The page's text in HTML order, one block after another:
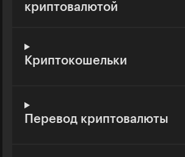
криптовалютой
Криптокошельки
Перевод криптовалюты